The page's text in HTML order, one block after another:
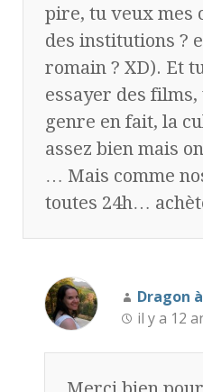
pire, tu veux mes
des institutions ?
romain ? XD). Et
essayer des
genre en fait, la
assez bien mais
… Mais comme
toutes 24h…
Dragon
il y a 12